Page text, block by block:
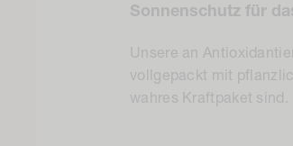
Sonnenschutz für
Unsere an
vollgepackt mit
wahres Kraftpaket sind.